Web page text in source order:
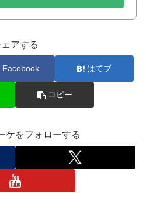
ェアする
Facebook はてブ
コピー
ケをフォローする